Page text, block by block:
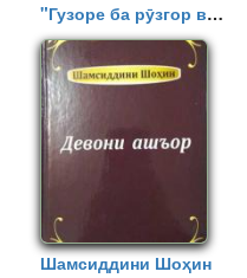
"Гузоре ба рӯзгор ва
осори шайх
Абдулҳайи
Муҷахарфӣ"
Шамсиддини Шоҳин